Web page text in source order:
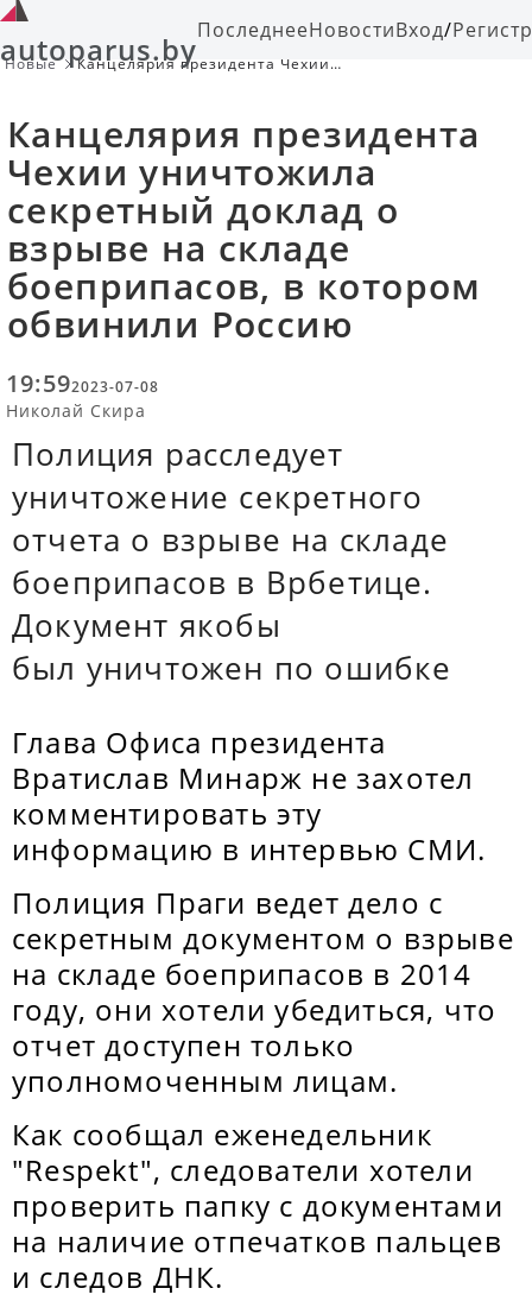
autoparus.byПоследнееНовостиВход/
Новые
Канцелярия президента Чехии
котором обвинили Россию
Канцелярия президента
Чехии уничтожила
секретный доклад о
взрыве на складе
боеприпасов, в котором
обвинили Россию
19:592023-07-08
Николай Скира
Полиция расследует
уничтожение секретного
отчета о взрыве на складе
боеприпасов в Врбетице.
Документ якобы
был уничтожен по ошибке
Глава Офиса президента
Вратислав Минарж не захотел
комментировать эту
информацию в интервью СМИ.
Полиция Праги ведет дело с
секретным документом о взрыве
на складе боеприпасов в 2014
году, они хотели убедиться, что
отчет доступен только
уполномоченным лицам.
Как сообщал еженедельник
"Respekt", следователи хотели
проверить папку с документами
на наличие отпечатков пальцев
и следов ДНК.